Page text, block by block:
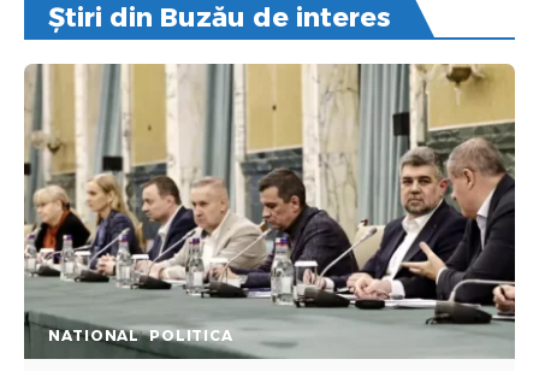
Știri din Buzău de interes
NATIONAL POLITICA